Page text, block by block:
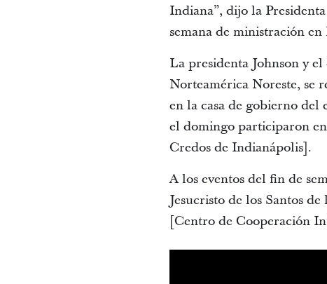
Indiana”, dijo la
semana de ministración
La presidenta Johnson y
Norteamérica Noreste, se
en la casa de gobierno del
el domingo participaron
Credos de Indianápolis].
A los eventos del fin de
Jesucristo de los Santos
[Centro de Cooperación